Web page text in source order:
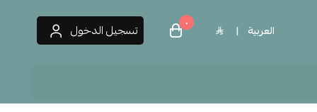
العربية | ٠ تسجيل الدخول